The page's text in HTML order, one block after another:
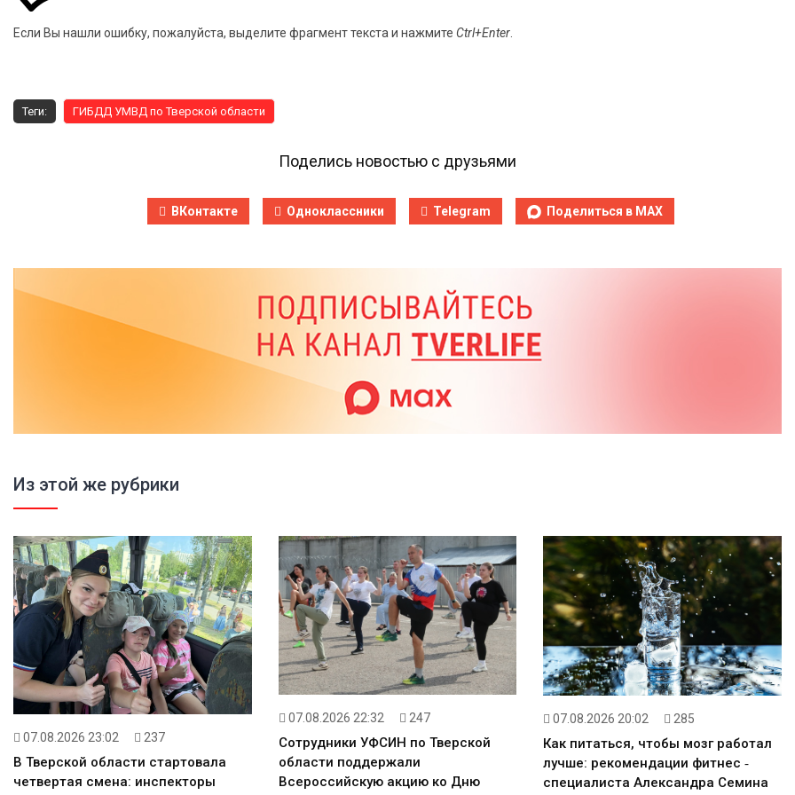
Если Вы нашли ошибку, пожалуйста, выделите фрагмент текста и нажмите Ctrl+Enter
Теги: ГИБДД УМВД по Тверской области
Поделись новостью с друзьями
ВКонтакте Одноклассники Telegram Поделиться в MAX
Из этой же рубрики
07.08.2026 23:02 237
В Тверской области стартовала
четвертая смена: инспекторы
07.08.2026 22:32 247
Сотрудники УФСИН по Тверской
области поддержали
Всероссийскую акцию ко Дню
07.08.2026 20:02 285
Как питаться, чтобы мозг работал
лучше: рекомендации фитнес ‑
специалиста Александра Семина